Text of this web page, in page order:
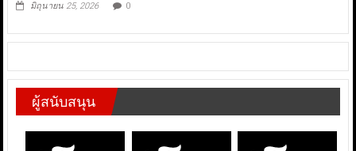
มิถุนายน 25, 2026 0
ผู้สนับสนุน